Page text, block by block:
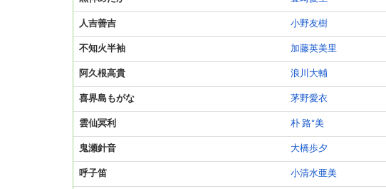
人吉善吉 小野友樹
不知火半袖 加藤英美里
阿久根高貴 浪川大輔
喜界島もがな 茅野愛衣
雲仙冥利 朴 路*美
鬼瀬針音 大橋歩夕
呼子笛 小清水亜美